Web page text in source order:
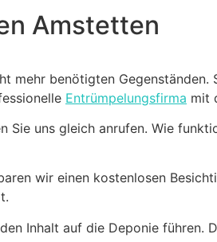
Amstetten
mehr benötigten
Entrümpelungsfirma mit
Sie uns gleich anrufen. Wie
wir einen kostenlosen
Inhalt auf die Deponie führen.